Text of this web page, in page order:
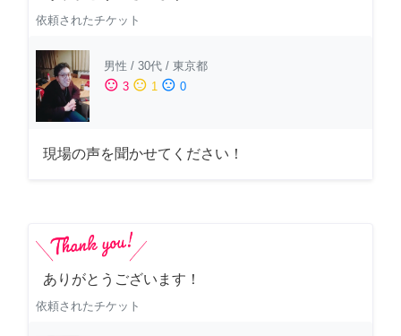
依頼されたチケット
男性 / 30代 / 東京都
sentiment_satisfied 3 sentiment_neutral 1 sentiment_dissatisfied 0
現場の声を聞かせてください！
ありがとうございます！
依頼されたチケット